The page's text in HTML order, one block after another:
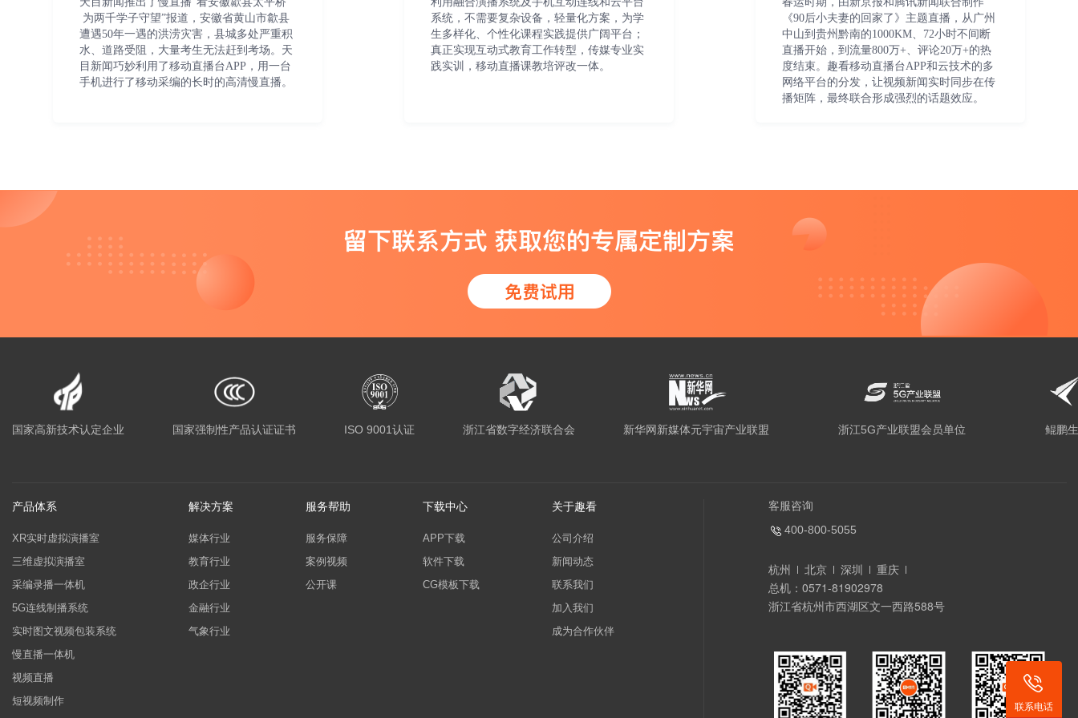
为两千学子守望”报道，安徽省黄山市歙县
遭遇50年一遇的洪涝灾害，县城多处严重积
水、道路受阻，大量考生无法赶到考场。天
目新闻巧妙利用了移动直播台APP，用一台
手机进行了移动采编的长时的高清慢直播。
系统，不需要复杂设备，轻量化方案，为学
生多样化、个性化课程实践提供广阔平台；
真正实现互动式教育工作转型，传媒专业实
践实训，移动直播课教培评改一体。
《90后小夫妻的回家了》主题直播，从广州
中山到贵州黔南的1000KM、72小时不间断
直播开始，到流量800万+、评论20万+的热
度结束。趣看移动直播台APP和云技术的多
网络平台的分发，让视频新闻实时同步在传
播矩阵，最终联合形成强烈的话题效应。
国家高新技术认定企业 国家强制性产品认证证书 ISO 9001认证 浙江省数字经济联合会 新华网新媒体元宇宙产业联盟 浙江5G产业联盟会员单位 鲲鹏
联系电话
产品体系
XR实时虚拟演播室
三维虚拟演播室
采编录播一体机
5G连线制播系统
实时图文视频包装系统
慢直播一体机
视频直播
短视频制作
解决方案
媒体行业
教育行业
政企行业
金融行业
气象行业
服务帮助
服务保障
案例视频
公开课
下载中心
APP下载
软件下载
CG模板下载
关于趣看
公司介绍
新闻动态
联系我们
加入我们
成为合作伙伴
客服咨询
400-800-5055
杭州 北京 深圳
重庆
总机：0571-81902978
浙江省杭州市西湖区文一西路588号